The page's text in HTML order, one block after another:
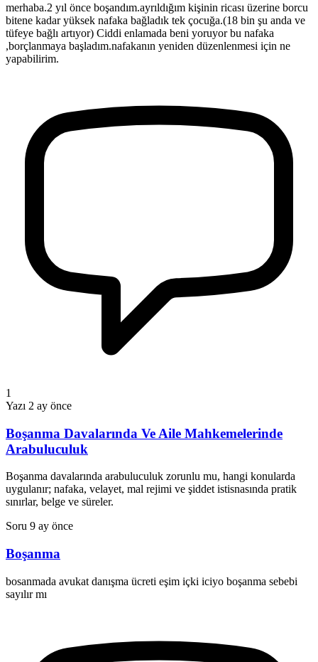
merhaba.2 yıl önce boşandım.ayrıldığım kişinin ricası üzerine borcu
bitene kadar yüksek nafaka bağladık tek çocuğa.(18 bin şu anda ve
tüfeye bağlı artıyor) Ciddi enlamada beni yoruyor bu nafaka
,borçlanmaya başladım.nafakanın yeniden düzenlenmesi için ne
yapabilirim.
1
Yazı 2 ay önce
Boşanma Davalarında Ve Aile Mahkemelerinde
Arabuluculuk
Boşanma davalarında arabuluculuk zorunlu mu, hangi konularda
uygulanır; nafaka, velayet, mal rejimi ve şiddet istisnasında pratik
sınırlar, belge ve süreler.
Soru 9 ay önce
Boşanma
bosanmada avukat danışma ücreti eşim içki iciyo boşanma sebebi
sayılır mı